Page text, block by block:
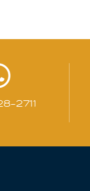
2711